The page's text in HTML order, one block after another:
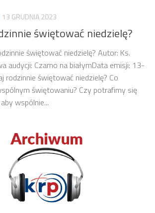
13 GRUDNIA 2023
świętować niedzielę?
świętować niedzielę? Autor: Ks.
audycji: Czarno na białymData emisji: 13-
rodzinnie świętować niedzielę? Co
świętowaniu? Czy potrafimy się
wspólnie...